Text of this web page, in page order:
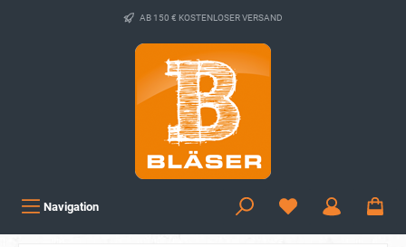
AB 150 € KOSTENLOSER VERSAND
Navigation